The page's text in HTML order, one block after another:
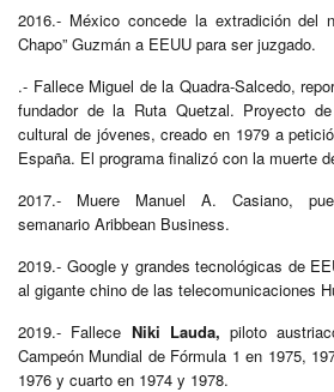
2016.- México concede la extradición del
Chapo” Guzmán a EEUU para ser juzgado.
.- Fallece Miguel de la Quadra-Salcedo,
fundador de la Ruta Quetzal. Proyecto
cultural de jóvenes, creado en 1979 a
España. El programa finalizó con la muerte
2017.- Muere Manuel A. Casiano,
semanario Aribbean Business.
2019.- Google y grandes tecnológicas de
al gigante chino de las telecomunicaciones
2019.- Fallece Niki Lauda, piloto
Campeón Mundial de Fórmula 1 en 1975,
1976 y cuarto en 1974 y 1978.